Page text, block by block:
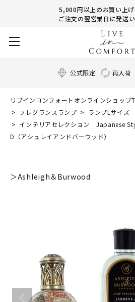
5,000円以上のお買い上
ご注文の翌営業日に発送
公式限定 再入荷
リブインコンフォートオンラインショップ
フレグランスランプ
ランプLサイズ
インテリアセレクション Japanese
D（アシュレイアンドバーウッド）
＞Ashleigh＆Burwood